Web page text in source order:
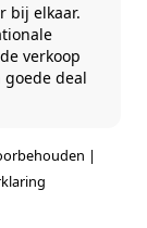
bij elkaar.
verkoop
goede deal
|